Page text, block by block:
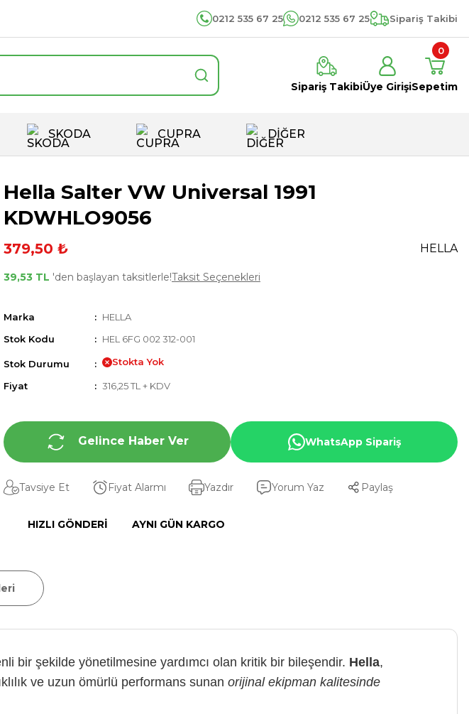
0212 535 67 25 0212 535 67 25 Sipariş Takibi
Sipariş TakibiÜye GirişiSepetim
0
SKODA CUPRA DİĞER
Hella Salter VW Universal 1991
KDWHLO9056
379,50 ₺ HELLA
39,53 TL 'den başlayan taksitlerle!Taksit Seçenekleri
Marka
HELLA
Stok Kodu
HEL 6FG 002 312-001
Stok Durumu Stokta Yok
Fiyat 316,25 TL + KDV
Gelince Haber Ver WhatsApp Sipariş
Tavsiye Et Fiyat Alarmı Yazdır Yorum Yaz Paylaş
HIZLI GÖNDERI AYNI GÜN KARGO
bir şekilde yönetilmesine yardımcı olan kritik bir bileşendir. Hella,
ve uzun ömürlü performans sunan orijinal ekipman kalitesinde